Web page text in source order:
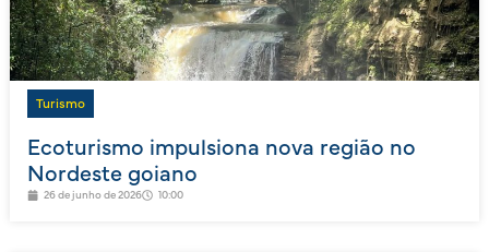
Turismo
Ecoturismo impulsiona nova região no
Nordeste goiano
26 de junho de 2026 10:00